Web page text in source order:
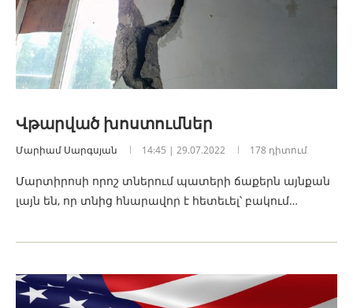
Վթարված խոստումներ
Մարիամ Սարգսյան 14:45 | 29.07.2022 178 դիտում
Մարտիրոսի որոշ տներում պատերի ճաքերն այնքան
լայն են, որ տնից հնարավոր է հետեւել՝ բակում…